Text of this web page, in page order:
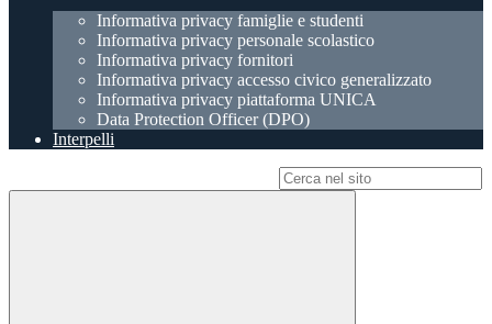
Informativa privacy famiglie e studenti
Informativa privacy personale scolastico
Informativa privacy fornitori
Informativa privacy accesso civico generalizzato
Informativa privacy piattaforma UNICA
Data Protection Officer (DPO)
Interpelli